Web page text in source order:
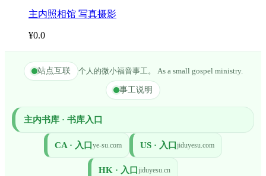
主内照相馆 写真摄影
¥0.0
站点互联 个人的微小福音事工。 As a small gospel ministry.
事工说明
主内书库 · 书库入口
CA · 入口 ye-su.com US · 入口 jiduyesu.com
HK · 入口 jiduyesu.cn